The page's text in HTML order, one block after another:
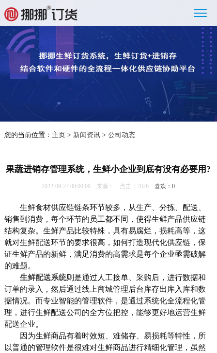
您的当前位置： 主页 > 新闻资讯> 公司动态
果蔬进销存管理系统，生鲜小企业到底有没有必要用?
2022-09-27 00:00:00 来源： 点击：7026喜欢：0
生鲜食材供应链链条环节较多，从生产、分拣、配送、
销售到消费，每个环节的员工都不同，使得生鲜产品供应链
结构复杂。生鲜产品比较特殊，具有易腐烂，损耗高等，这
就对生鲜配送环节的要求很高，如何打造现代化供应链，保
证生鲜产品的新鲜，满足消费的高需求是每个企业亟需破解
的难题。
生鲜配送系统则是通过人工接单、采购后，进行数据和
订单的录入，然后通过线上商城管理后台库存出库入库和数
据情况。而专业智能的管理软件，是通过系统化全流程化管
理，进行生鲜配送公司的全方位把控，能够更好地运营生鲜
配送企业。
因为生鲜商品有着时效短、难储存、易损耗等特性，所
以普通的管理软件是很难对生鲜商品进行精细化管理，虽然